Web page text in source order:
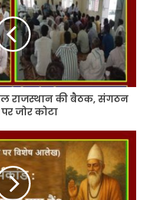
राजस्थान की बैठक, संगठन
पर जोर कोटा